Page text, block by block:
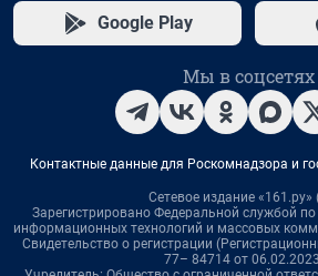
Google Play
Мы в соцсетях
Контактные данные для Роскомнадзора и
Сетевое издание «161.ру»
Зарегистрировано Федеральной службой по
информационных технологий и массовых
Свидетельство о регистрации
77– 84714 от